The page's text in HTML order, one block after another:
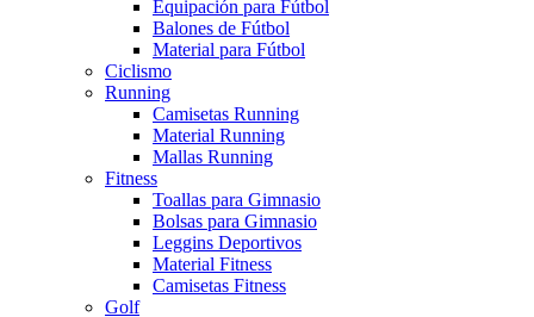
Equipación para Fútbol
Balones de Fútbol
Material para Fútbol
Ciclismo
Running
Camisetas Running
Material Running
Mallas Running
Fitness
Toallas para Gimnasio
Bolsas para Gimnasio
Leggins Deportivos
Material Fitness
Camisetas Fitness
Golf